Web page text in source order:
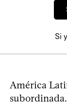
Si
América